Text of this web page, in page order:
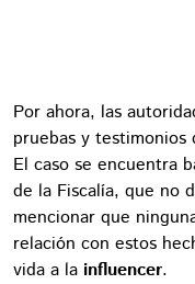
Por ahora, las
pruebas y testimonios
El caso se encuentra
de la Fiscalía, que no
mencionar que
relación con estos
vida a la influencer.